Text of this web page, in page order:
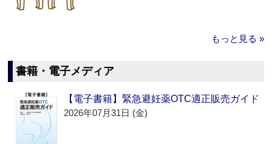
もっと見る »
書籍・電子メディア
【電子書籍】緊急避妊薬OTC適正販売ガイド
2026年07月31日 (金)